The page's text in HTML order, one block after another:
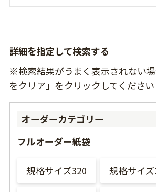
詳細を指定して検索する
※検索結果がうまく表示されない
をクリア」をクリックしてください
オーダーカテゴリー
フルオーダー紙袋
規格サイズ320 規格サイ